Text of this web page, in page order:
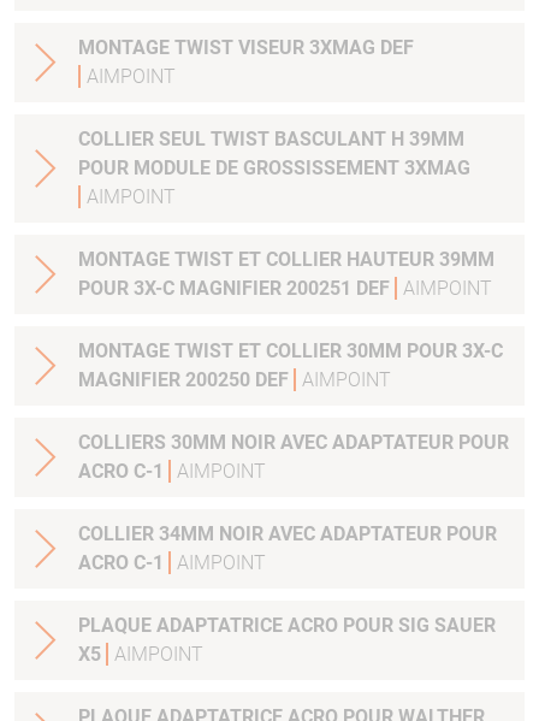
MONTAGE TWIST VISEUR 3XMAG DEF
AIMPOINT
COLLIER SEUL TWIST BASCULANT H 39MM
POUR MODULE DE GROSSISSEMENT 3XMAG
AIMPOINT
MONTAGE TWIST ET COLLIER HAUTEUR 39MM
POUR 3X-C MAGNIFIER 200251 DEF AIMPOINT
MONTAGE TWIST ET COLLIER 30MM POUR 3X-C
MAGNIFIER 200250 DEF AIMPOINT
COLLIERS 30MM NOIR AVEC ADAPTATEUR POUR
ACRO C-1
AIMPOINT
COLLIER 34MM NOIR AVEC ADAPTATEUR POUR
ACRO C-1
AIMPOINT
PLAQUE ADAPTATRICE ACRO POUR SIG SAUER
X5 AIMPOINT